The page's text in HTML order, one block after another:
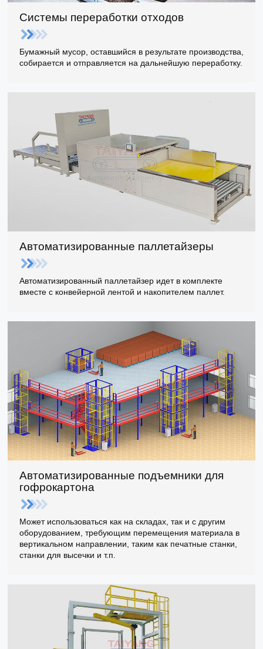
Системы переработки отходов
Бумажный мусор, оставшийся в результате производства,
собирается и отправляется на дальнейшую переработку.
Автоматизированные паллетайзеры
Автоматизированный паллетайзер идет в комплекте
вместе с конвейерной лентой и накопителем паллет.
Автоматизированные подъемники для
гофрокартона
Может использоваться как на складах, так и с другим
оборудованием, требующим перемещения материала в
вертикальном направлении, таким как печатные станки,
станки для высечки и т.п.